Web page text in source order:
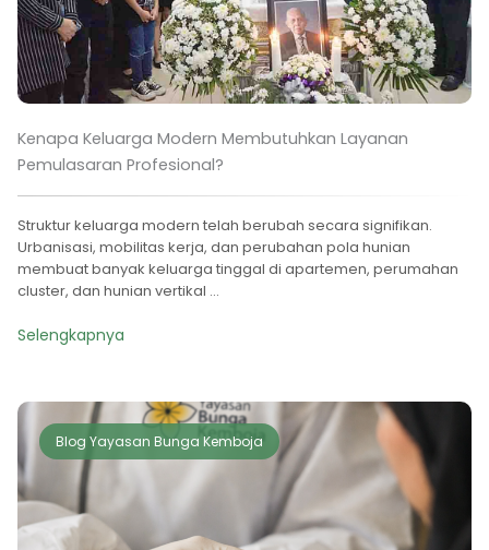
Kenapa Keluarga Modern Membutuhkan Layanan
Pemulasaran Profesional?
Struktur keluarga modern telah berubah secara signifikan.
Urbanisasi, mobilitas kerja, dan perubahan pola hunian
membuat banyak keluarga tinggal di apartemen, perumahan
cluster, dan hunian vertikal ...
Selengkapnya
Blog Yayasan Bunga Kemboja